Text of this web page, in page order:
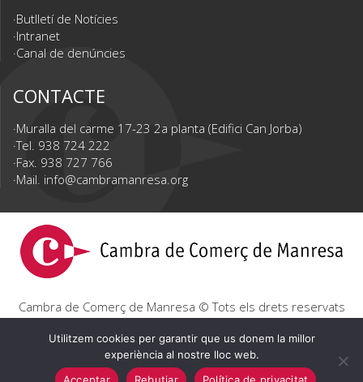
Butlletí de Notícies
Intranet
Canal de denúncies
CONTACTE
Muralla del carme 17-23 2a planta (Edifici Can Jorba)
Tel. 938 724 222
Fax. 938 727 766
Mail. info@cambramanresa.org
Cambra de Comerç de Manresa © Tots els drets reservats
Avís Legal Política de privacitat Política de cookies
Utilitzem cookies per garantir que us donem la millor
experiència al nostre lloc web.
Acceptar
Rebutjar Política de privacitat